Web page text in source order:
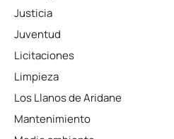
Justicia
Juventud
Licitaciones
Limpieza
Los Llanos de Aridane
Mantenimiento